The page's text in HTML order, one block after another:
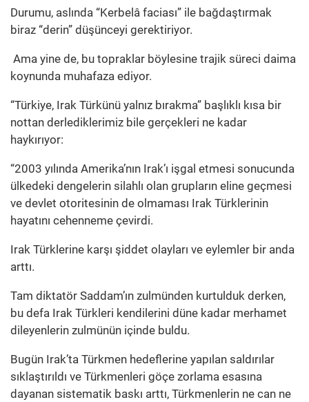
Durumu, aslında “Kerbelâ faciası” ile bağdaştırmak
biraz “derin” düşünceyi gerektiriyor.
Ama yine de, bu topraklar böylesine trajik süreci daima
koynunda muhafaza ediyor.
“Türkiye, Irak Türkünü yalnız bırakma” başlıklı kısa bir
nottan derlediklerimiz bile gerçekleri ne kadar
haykırıyor:
“2003 yılında Amerika’nın Irak’ı işgal etmesi sonucunda
ülkedeki dengelerin silahlı olan grupların eline geçmesi
ve devlet otoritesinin de olmaması Irak Türklerinin
hayatını cehenneme çevirdi.
Irak Türklerine karşı şiddet olayları ve eylemler bir anda
arttı.
Tam diktatör Saddam’ın zulmünden kurtulduk derken,
bu defa Irak Türkleri kendilerini düne kadar merhamet
dileyenlerin zulmünün içinde buldu.
Bugün Irak’ta Türkmen hedeflerine yapılan saldırılar
sıklaştırıldı ve Türkmenleri göçe zorlama esasına
dayanan sistematik baskı arttı, Türkmenlerin ne can ne